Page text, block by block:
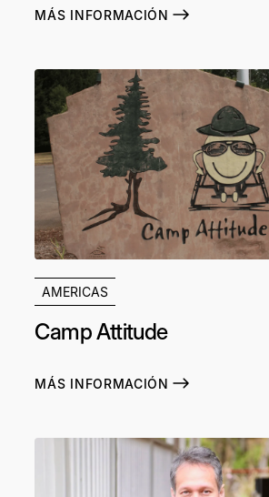
MÁS INFORMACIÓN
AMERICAS
Camp Attitude
MÁS INFORMACIÓN